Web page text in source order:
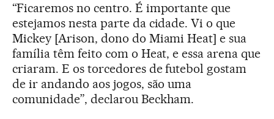
“Ficaremos no centro. É importante que
estejamos nesta parte da cidade. Vi o que
Mickey [Arison, dono do Miami Heat] e sua
família têm feito com o Heat, e essa arena que
criaram. E os torcedores de futebol gostam
de ir andando aos jogos, são uma
comunidade”, declarou Beckham.